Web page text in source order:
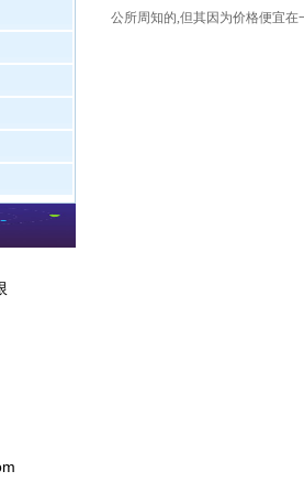
公所周知的,但其因为价格便宜